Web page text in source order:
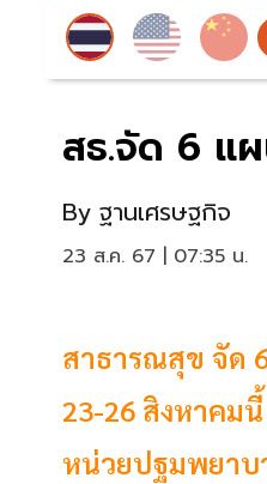
สธ.จัด 6 แ
By ฐานเศรษฐกิจ
23 ส.ค. 67 | 07:35 น.
สาธารณสุข จัด
23-26 สิงหาคม
หน่วยปฐมพยาบ